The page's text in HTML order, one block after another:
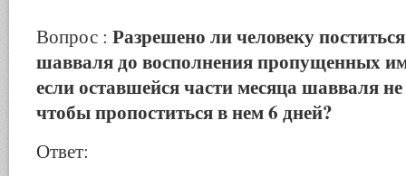
Вопрос : Разрешено ли человеку
шавваля до восполнения пропущенных
если оставшейся части месяца шавваля
чтобы пропоститься в нем 6 дней?
Ответ: